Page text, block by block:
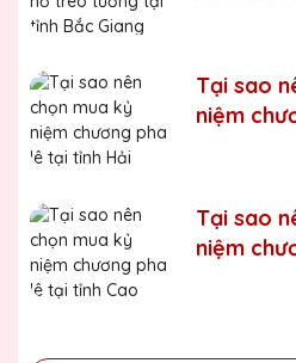
khách hàng thành phẩm bao
với 2 màu lựa chọn xanh hoặc
Sản phẩm được làm từ chất
sang trọng, gửi đến người nhận
- Vinh danh cá nhân, tập thể
- Tặng phẩm chứng nhận cho
cá nhân, tập thể
- Tri ân, thay lời cảm ơn gửi đến
đã cống hiến, đóng góp cho
Tại sao
niệm
Tại sao
niệm